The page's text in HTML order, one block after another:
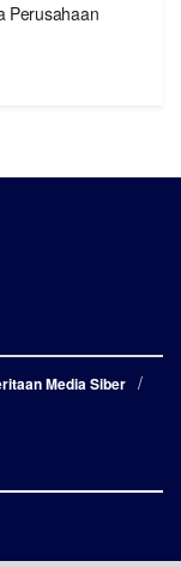
Perusahaan
Media Siber